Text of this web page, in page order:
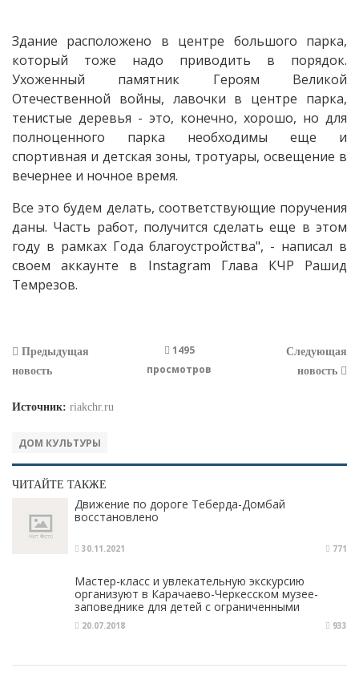
Здание расположено в центре большого парка,
который тоже надо приводить в порядок.
Ухоженный памятник Героям Великой
Отечественной войны, лавочки в центре парка,
тенистые деревья - это, конечно, хорошо, но для
полноценного парка необходимы еще и
спортивная и детская зоны, тротуары, освещение в
вечернее и ночное время.
Все это будем делать, соответствующие поручения
даны. Часть работ, получится сделать еще в этом
году в рамках Года благоустройства", - написал в
своем аккаунте в Instagram Глава КЧР Рашид
Темрезов.
Предыдущая
новость
1495
просмотров
Следующая
новость
Источник: riakchr.ru
ДОМ КУЛЬТУРЫ
ЧИТАЙТЕ ТАКЖЕ
Движение по дороге Теберда-Домбай
восстановлено
30.11.2021 771
Мастер-класс и увлекательную экскурсию
организуют в Карачаево-Черкесском музее-
заповеднике для детей с ограниченными
возможностями здоровья
20.07.2018 933